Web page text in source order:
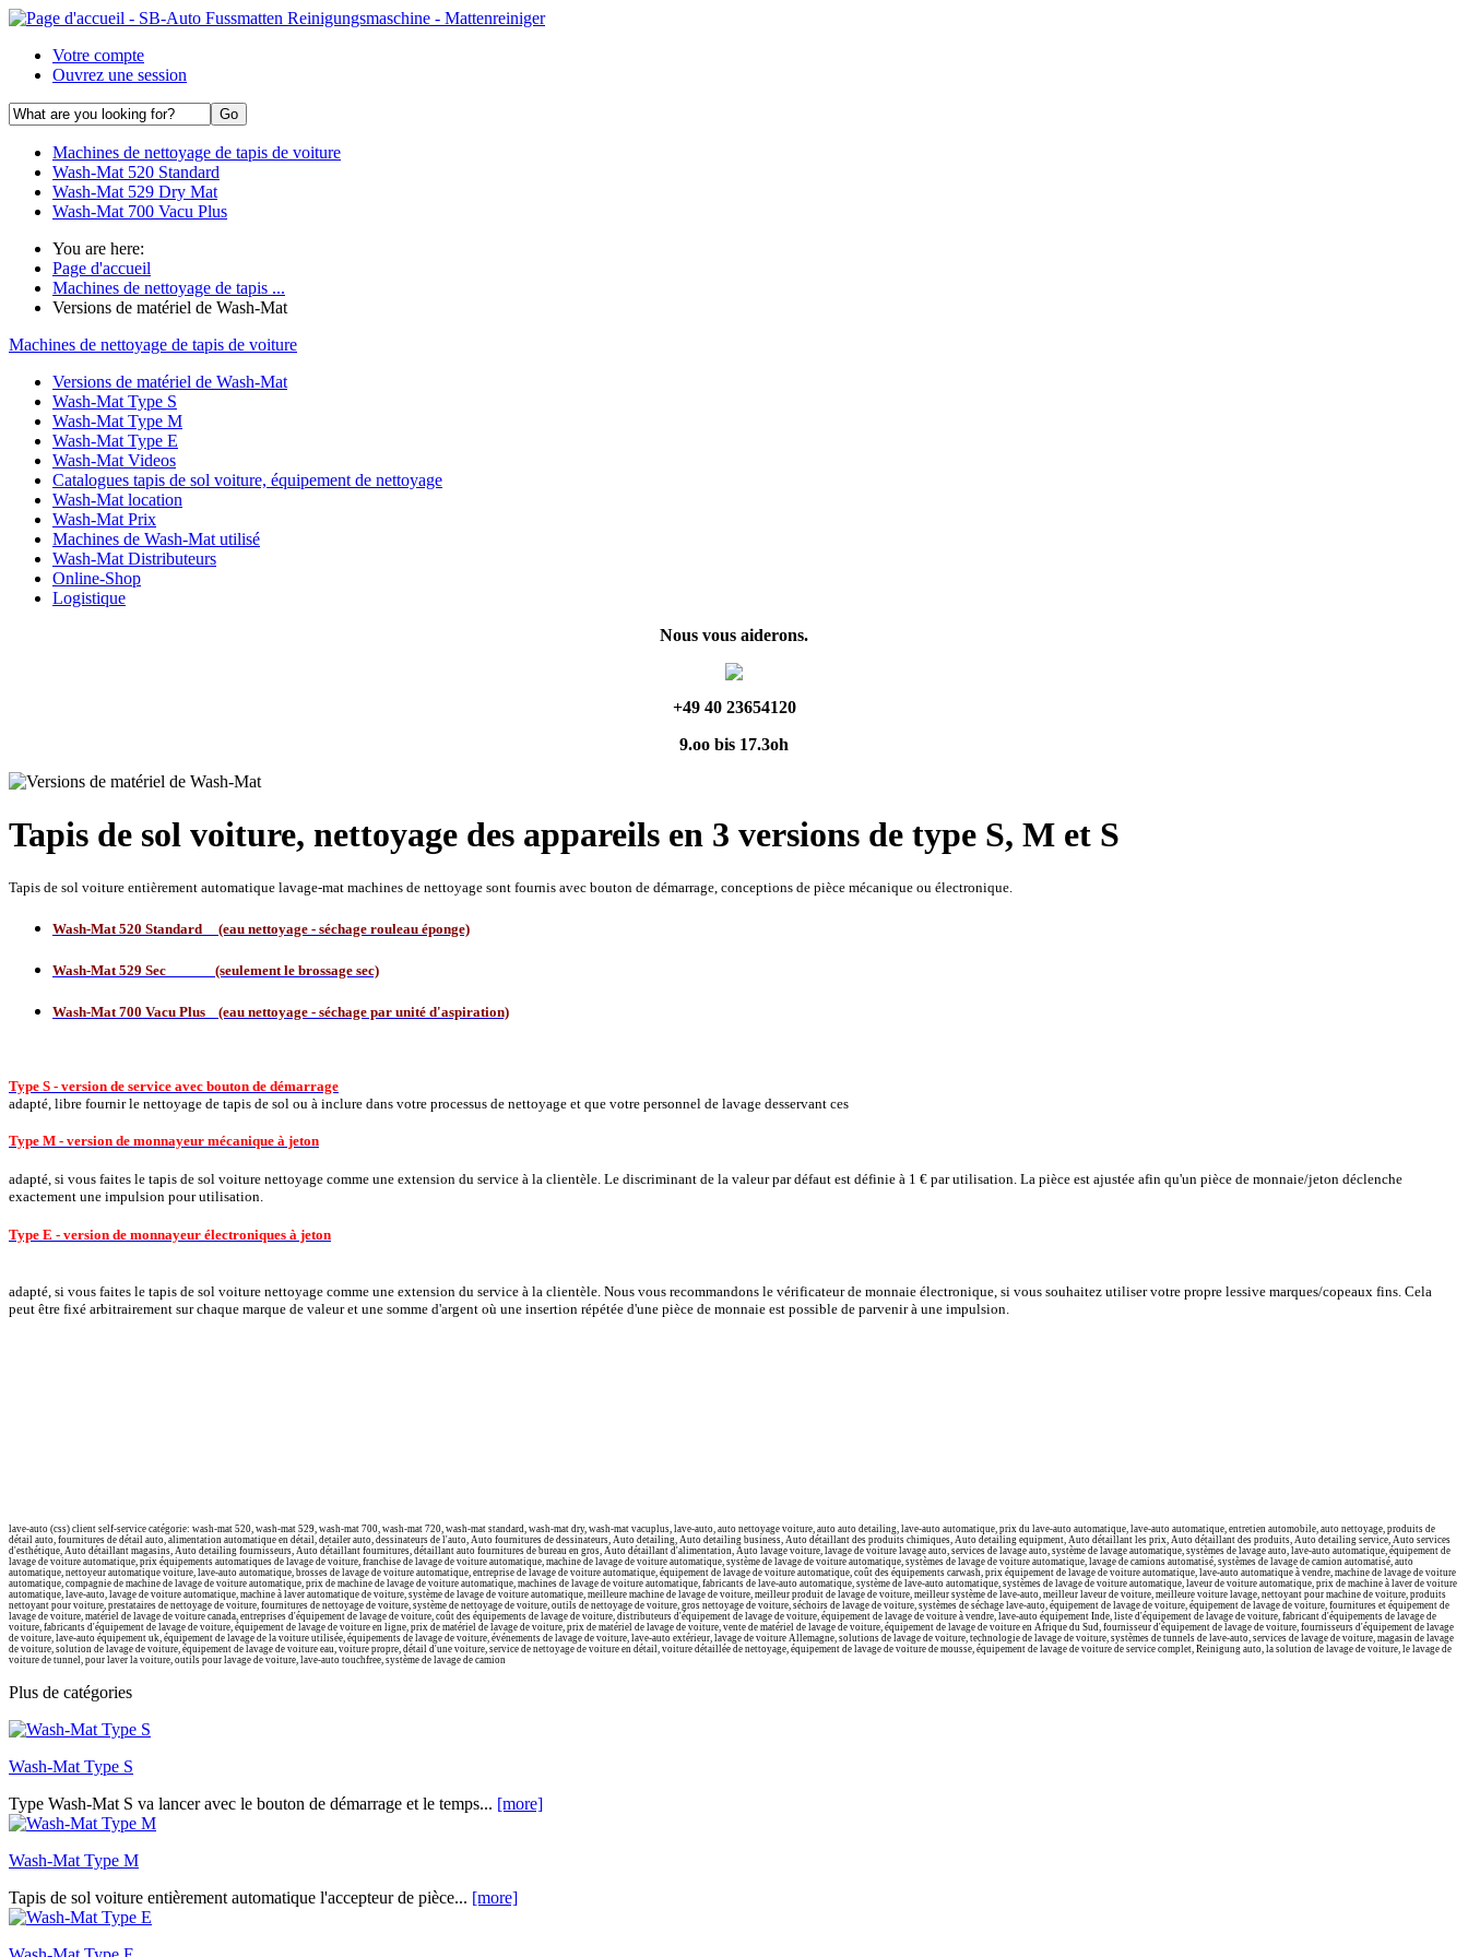
Votre compte
Ouvrez une session
Machines de nettoyage de tapis de voiture
Wash-Mat 520 Standard
Wash-Mat 529 Dry Mat
Wash-Mat 700 Vacu Plus
You are here:
Page d'accueil
Machines de nettoyage de tapis ...
Versions de matériel de Wash-Mat
Machines de nettoyage de tapis de voiture
Versions de matériel de Wash-Mat
Wash-Mat Type S
Wash-Mat Type M
Wash-Mat Type E
Wash-Mat Videos
Catalogues tapis de sol voiture, équipement de nettoyage
Wash-Mat location
Wash-Mat Prix
Machines de Wash-Mat utilisé
Wash-Mat Distributeurs
Online-Shop
Logistique
Nous vous aiderons.
+49 40 23654120
9.oo bis 17.3oh
Tapis de sol voiture, nettoyage des appareils en 3 versions de type S, M et S
Tapis de sol voiture entièrement automatique lavage-mat machines de nettoyage sont fournis avec bouton de démarrage, conceptions de pièce mécanique ou électronique.
Wash-Mat 520 Standard (eau nettoyage - séchage rouleau éponge)
Wash-Mat 529 Sec (seulement le brossage sec)
Wash-Mat 700 Vacu Plus (eau nettoyage - séchage par unité d'aspiration)
Type S - version de service avec bouton de démarrage
adapté, libre fournir le nettoyage de tapis de sol ou à inclure dans votre processus de nettoyage et que votre personnel de lavage desservant ces
Type M - version de monnayeur mécanique à jeton
adapté, si vous faites le tapis de sol voiture nettoyage comme une extension du service à la clientèle. Le discriminant de la valeur par défaut est définie à 1 € par utilisation. La pièce est ajustée afin qu'un pièce de monnaie/jeton déclenche
exactement une impulsion pour utilisation.
Type E - version de monnayeur électroniques à jeton
adapté, si vous faites le tapis de sol voiture nettoyage comme une extension du service à la clientèle. Nous vous recommandons le vérificateur de monnaie électronique, si vous souhaitez utiliser votre propre lessive marques/copeaux fins. Cela
peut être fixé arbitrairement sur chaque marque de valeur et une somme d'argent où une insertion répétée d'une pièce de monnaie est possible de parvenir à une impulsion.
lave-auto (css) client self-service catégorie: wash-mat 520, wash-mat 529, wash-mat 700, wash-mat 720, wash-mat standard, wash-mat dry, wash-mat vacuplus, lave-auto, auto nettoyage voiture, auto auto detailing, lave-auto automatique, prix du lave-auto automatique, lave-auto automatique, entretien automobile, auto nettoyage, produits de
détail auto, fournitures de détail auto, alimentation automatique en détail, detailer auto, dessinateurs de l'auto, Auto fournitures de dessinateurs, Auto detailing, Auto detailing business, Auto détaillant des produits chimiques, Auto detailing equipment, Auto détaillant les prix, Auto détaillant des produits, Auto detailing service, Auto services
d'esthétique, Auto détaillant magasins, Auto detailing fournisseurs, Auto détaillant fournitures, détaillant auto fournitures de bureau en gros, Auto détaillant d'alimentation, Auto lavage voiture, lavage de voiture lavage auto, services de lavage auto, système de lavage automatique, systèmes de lavage auto, lave-auto automatique, équipement de
lavage de voiture automatique, prix équipements automatiques de lavage de voiture, franchise de lavage de voiture automatique, machine de lavage de voiture automatique, système de lavage de voiture automatique, systèmes de lavage de voiture automatique, lavage de camions automatisé, systèmes de lavage de camion automatisé, auto
automatique, nettoyeur automatique voiture, lave-auto automatique, brosses de lavage de voiture automatique, entreprise de lavage de voiture automatique, équipement de lavage de voiture automatique, coût des équipements carwash, prix équipement de lavage de voiture automatique, lave-auto automatique à vendre, machine de lavage de voiture
automatique, compagnie de machine de lavage de voiture automatique, prix de machine de lavage de voiture automatique, machines de lavage de voiture automatique, fabricants de lave-auto automatique, système de lave-auto automatique, systèmes de lavage de voiture automatique, laveur de voiture automatique, prix de machine à laver de voiture
automatique, lave-auto, lavage de voiture automatique, machine à laver automatique de voiture, système de lavage de voiture automatique, meilleure machine de lavage de voiture, meilleur produit de lavage de voiture, meilleur système de lave-auto, meilleur laveur de voiture, meilleure voiture lavage, nettoyant pour machine de voiture, produits
nettoyant pour voiture, prestataires de nettoyage de voiture, fournitures de nettoyage de voiture, système de nettoyage de voiture, outils de nettoyage de voiture, gros nettoyage de voiture, séchoirs de lavage de voiture, systèmes de séchage lave-auto, équipement de lavage de voiture, équipement de lavage de voiture, fournitures et équipement de
lavage de voiture, matériel de lavage de voiture canada, entreprises d'équipement de lavage de voiture, coût des équipements de lavage de voiture, distributeurs d'équipement de lavage de voiture, équipement de lavage de voiture à vendre, lave-auto équipement Inde, liste d'équipement de lavage de voiture, fabricant d'équipements de lavage de
voiture, fabricants d'équipement de lavage de voiture, équipement de lavage de voiture en ligne, prix de matériel de lavage de voiture, prix de matériel de lavage de voiture, vente de matériel de lavage de voiture, équipement de lavage de voiture en Afrique du Sud, fournisseur d'équipement de lavage de voiture, fournisseurs d'équipement de lavage
de voiture, lave-auto équipement uk, équipement de lavage de la voiture utilisée, équipements de lavage de voiture, événements de lavage de voiture, lave-auto extérieur, lavage de voiture Allemagne, solutions de lavage de voiture, technologie de lavage de voiture, systèmes de tunnels de lave-auto, services de lavage de voiture, magasin de lavage
de voiture, solution de lavage de voiture, équipement de lavage de voiture eau, voiture propre, détail d'une voiture, service de nettoyage de voiture en détail, voiture détaillée de nettoyage, équipement de lavage de voiture de mousse, équipement de lavage de voiture de service complet, Reinigung auto, la solution de lavage de voiture, le lavage de
voiture de tunnel, pour laver la voiture, outils pour lavage de voiture, lave-auto touchfree, système de lavage de camion
Plus de catégories
Wash-Mat Type S
Type Wash-Mat S va lancer avec le bouton de démarrage et le temps... [more]
Wash-Mat Type M
Tapis de sol voiture entièrement automatique l'accepteur de pièce... [more]